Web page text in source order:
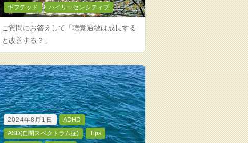
ギフテッド
ハイリーセンシティブ
ご質問にお答えして「聴覚過敏は成長する
と改善する？」
2024年8月1日
ADHD
ASD(自閉スペクトラム症)
Tips